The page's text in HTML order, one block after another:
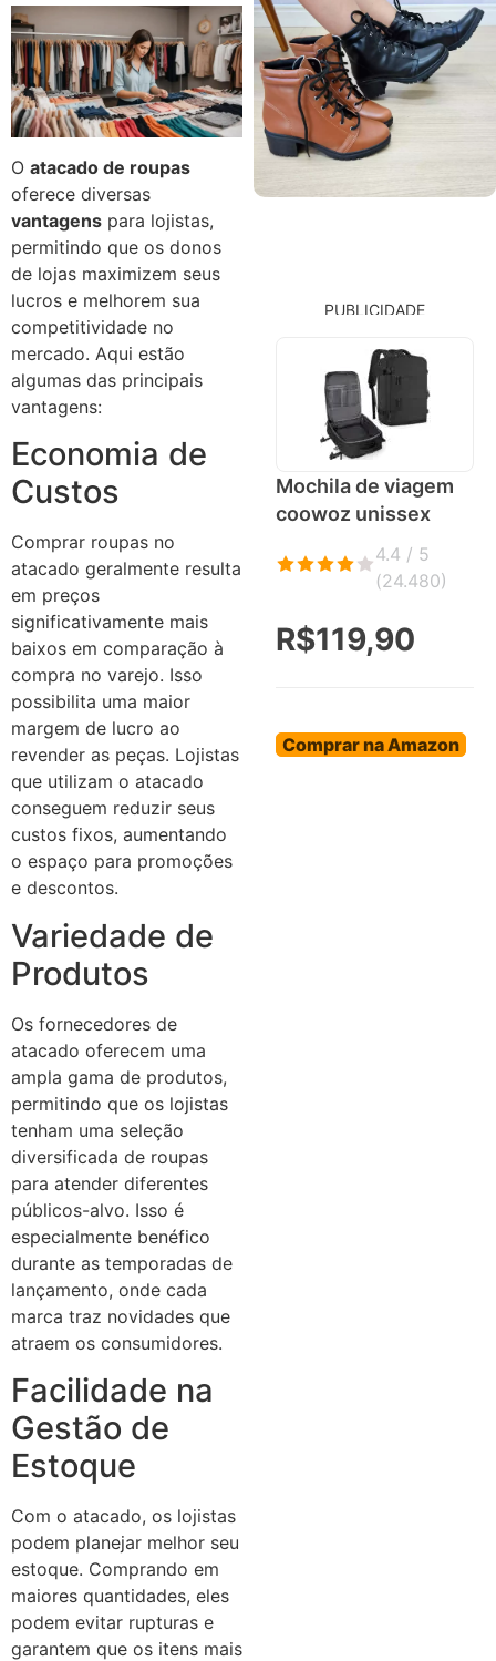
O atacado de roupas
oferece diversas
vantagens para lojistas,
permitindo que os donos
de lojas maximizem seus
lucros e melhorem sua
competitividade no
mercado. Aqui estão
algumas das principais
vantagens:
Economia de
Custos
Comprar roupas no
atacado geralmente resulta
em preços
significativamente mais
baixos em comparação à
compra no varejo. Isso
possibilita uma maior
margem de lucro ao
revender as peças. Lojistas
que utilizam o atacado
conseguem reduzir seus
custos fixos, aumentando
o espaço para promoções
e descontos.
Variedade de
Produtos
Os fornecedores de
atacado oferecem uma
ampla gama de produtos,
permitindo que os lojistas
tenham uma seleção
diversificada de roupas
para atender diferentes
públicos-alvo. Isso é
especialmente benéfico
durante as temporadas de
lançamento, onde cada
marca traz novidades que
atraem os consumidores.
Facilidade na
Gestão de
Estoque
Com o atacado, os lojistas
podem planejar melhor seu
estoque. Comprando em
maiores quantidades, eles
podem evitar rupturas e
garantem que os itens mais
PUBLICIDADE
Mochila de viagem
coowoz unissex
4.4 / 5
(24.480)
R$119,90
Comprar na Amazon